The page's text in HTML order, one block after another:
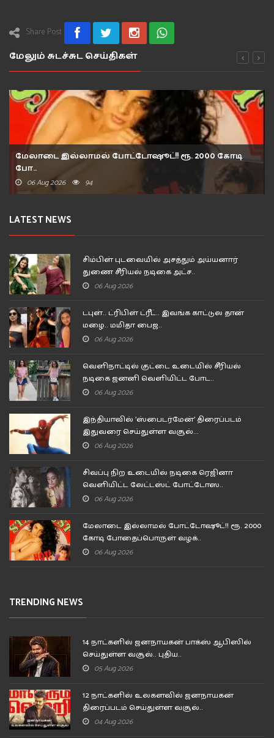
Share Post
மேலும் சுடச்சுட செய்திகள்
மேலாடை இல்லாமல் போட்டோஷூட்!! ரூ. 2000 கோடி
போ..
06 Aug 2026 94
LATEST NEWS
சிம்பிள் புடவையில் அசத்தும் அய்யனார்
துணை சீரியல் நடிகை அட்ச..
06 Aug 2026
டபுள்.. ட்ரிபிள் ட்ரீட்.. இவங்க காட்டுல தான்
மழை.. மமிதா பைஜ..
06 Aug 2026
வெளிநாட்டில் குட்டை உடையில் சீரியல்
நடிகை ஜனனி வெளியிட்ட போட..
06 Aug 2026
இந்தியாவில் 'ஸ்பைடர்மேன்' திரைப்படம்
இதுவரை செய்துள்ள வசூல்...
06 Aug 2026
சிவப்பு நிற உடையில் நடிகை ரெஜினா
வெளியிட்ட லேட்டஸ்ட் போட்டோஸ..
06 Aug 2026
மேலாடை இல்லாமல் போட்டோஷூட்!! ரூ. 2000
கோடி போதைப்பொருள் வழக்..
06 Aug 2026
TRENDING NEWS
14 நாட்களில் ஜனநாயகன் பாக்ஸ் ஆபிஸில்
செய்துள்ள வசூல்.. புதிய..
05 Aug 2026
12 நாட்களில் உலகளவில் ஜனநாயகன்
திரைப்படம் செய்துள்ள வசூல்..
04 Aug 2026